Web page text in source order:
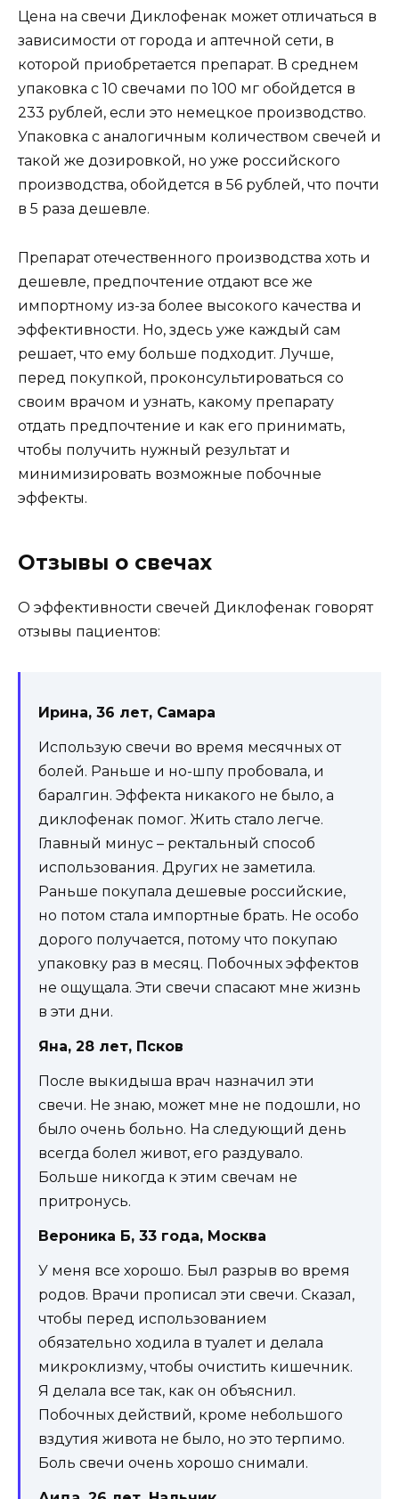
Цена на свечи Диклофенак может отличаться в
зависимости от города и аптечной сети, в
которой приобретается препарат. В среднем
упаковка с 10 свечами по 100 мг обойдется в
233 рублей, если это немецкое производство.
Упаковка с аналогичным количеством свечей и
такой же дозировкой, но уже российского
производства, обойдется в 56 рублей, что почти
в 5 раза дешевле.
Препарат отечественного производства хоть и
дешевле, предпочтение отдают все же
импортному из-за более высокого качества и
эффективности. Но, здесь уже каждый сам
решает, что ему больше подходит. Лучше,
перед покупкой, проконсультироваться со
своим врачом и узнать, какому препарату
отдать предпочтение и как его принимать,
чтобы получить нужный результат и
минимизировать возможные побочные
эффекты.
Отзывы о свечах
О эффективности свечей Диклофенак говорят
отзывы пациентов:
Ирина, 36 лет, Самара
Использую свечи во время месячных от
болей. Раньше и но-шпу пробовала, и
баралгин. Эффекта никакого не было, а
диклофенак помог. Жить стало легче.
Главный минус – ректальный способ
использования. Других не заметила.
Раньше покупала дешевые российские,
но потом стала импортные брать. Не особо
дорого получается, потому что покупаю
упаковку раз в месяц. Побочных эффектов
не ощущала. Эти свечи спасают мне жизнь
в эти дни.
Яна, 28 лет, Псков
После выкидыша врач назначил эти
свечи. Не знаю, может мне не подошли, но
было очень больно. На следующий день
всегда болел живот, его раздувало.
Больше никогда к этим свечам не
притронусь.
Вероника Б, 33 года, Москва
У меня все хорошо. Был разрыв во время
родов. Врачи прописал эти свечи. Сказал,
чтобы перед использованием
обязательно ходила в туалет и делала
микроклизму, чтобы очистить кишечник.
Я делала все так, как он объяснил.
Побочных действий, кроме небольшого
вздутия живота не было, но это терпимо.
Боль свечи очень хорошо снимали.